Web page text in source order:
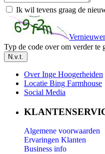
Ik wil tevens graag de
Typ de code over om verder te
N.v.t.
Over Inge Hoogerheiden
Locatie Bing Farmhouse
Social Media
Algemene voorwaarden
Ervaringen Klanten
Business info